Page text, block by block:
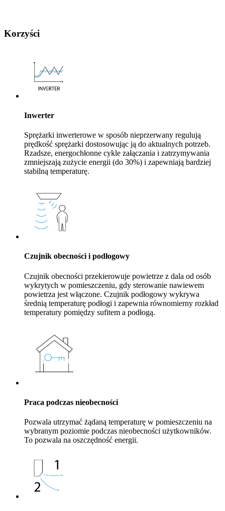
Korzyści
Inwerter
Sprężarki inwerterowe w sposób nieprzerwany regulują
prędkość sprężarki dostosowując ją do aktualnych potrzeb.
Rzadsze, energochłonne cykle załączania i zatrzymywania
zmniejszają zużycie energii (do 30%) i zapewniają bardziej
stabilną temperaturę.
Czujnik obecności i podłogowy
Czujnik obecności przekierowuje powietrze z dala od osób
wykrytych w pomieszczeniu, gdy sterowanie nawiewem
powietrza jest włączone. Czujnik podłogowy wykrywa
średnią temperaturę podłogi i zapewnia równomierny rozkład
temperatury pomiędzy sufitem a podłogą.
Praca podczas nieobecności
Pozwala utrzymać żądaną temperaturę w pomieszczeniu na
wybranym poziomie podczas nieobecności użytkowników.
To pozwala na oszczędność energii.